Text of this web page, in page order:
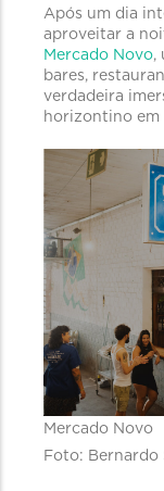
Após um dia
aproveitar a
Mercado Novo,
bares,
verdadeira
horizontino em
Mercado Novo
Foto: